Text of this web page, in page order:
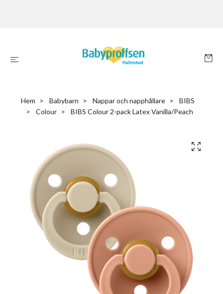
Hem Babybarn Nappar och napphållare
BIBS
Colour
BIBS Colour 2-pack Latex Vanilla/Peach